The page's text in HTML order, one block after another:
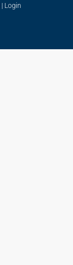
| Login